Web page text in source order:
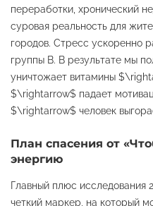
переработки, хронический
суровая реальность для
городов. Стресс ускоренно
группы B. В результате мы
уничтожает витамины
$\rightarrow$ падает
$\rightarrow$ человек
План спасения от
энергию
Главный плюс исследования
четкий маркер, на который